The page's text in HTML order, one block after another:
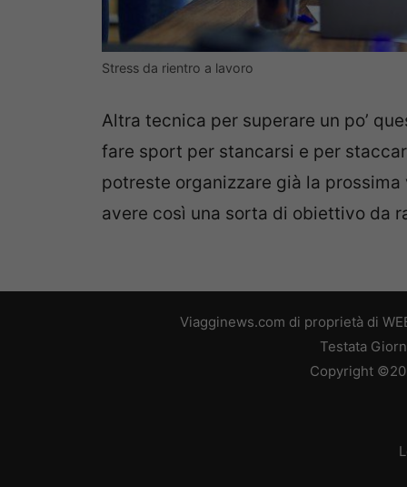
Stress da rientro a lavoro
Altra tecnica per superare un po’
fare sport per stancarsi e per
potreste organizzare già la
avere così una sorta di obiettivo da
Viagginews.com di proprietà di
Testata
Copyright